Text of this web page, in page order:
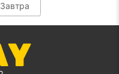
Завтра